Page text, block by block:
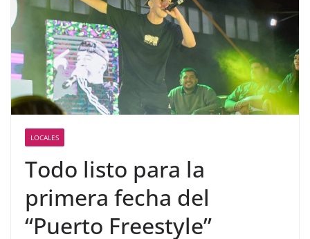
LOCALES
Todo listo para la
primera fecha del
“Puerto Freestyle”